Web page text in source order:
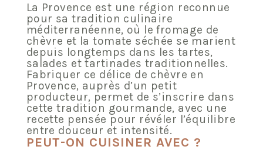
La Provence est une région reconnue
pour sa tradition culinaire
méditerranéenne, où le fromage de
chèvre et la tomate séchée se marient
depuis longtemps dans les tartes,
salades et tartinades traditionnelles.
Fabriquer ce délice de chèvre en
Provence, auprès d’un petit
producteur, permet de s’inscrire dans
cette tradition gourmande, avec une
recette pensée pour révéler l’équilibre
entre douceur et intensité.
PEUT-ON CUISINER AVEC ?